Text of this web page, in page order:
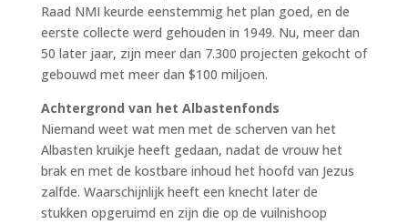
Raad NMI keurde eenstemmig het plan goed, en de
eerste collecte werd gehouden in 1949. Nu, meer dan
50 later jaar, zijn meer dan 7.300 projecten gekocht of
gebouwd met meer dan $100 miljoen.
Achtergrond van het Albastenfonds
Niemand weet wat men met de scherven van het
Albasten kruikje heeft gedaan, nadat de vrouw het
brak en met de kostbare inhoud het hoofd van Jezus
zalfde. Waarschijnlijk heeft een knecht later de
stukken opgeruimd en zijn die op de vuilnishoop